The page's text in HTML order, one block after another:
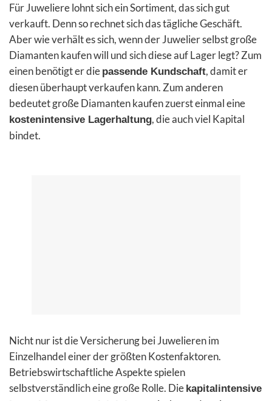
Für Juweliere lohnt sich ein Sortiment, das sich gut
verkauft. Denn so rechnet sich das tägliche Geschäft.
Aber wie verhält es sich, wenn der Juwelier selbst große
Diamanten kaufen will und sich diese auf Lager legt? Zum
einen benötigt er die passende Kundschaft, damit er
diesen überhaupt verkaufen kann. Zum anderen
bedeutet große Diamanten kaufen zuerst einmal eine
kostenintensive Lagerhaltung, die auch viel Kapital
bindet.
Nicht nur ist die Versicherung bei Juwelieren im
Einzelhandel einer der größten Kostenfaktoren.
Betriebswirtschaftliche Aspekte spielen
selbstverständlich eine große Rolle. Die kapitalintensive